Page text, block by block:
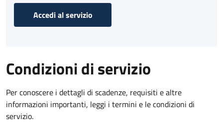
Accedi al servizio
Condizioni di servizio
Per conoscere i dettagli di scadenze, requisiti e altre
informazioni importanti, leggi i termini e le condizioni di
servizio.